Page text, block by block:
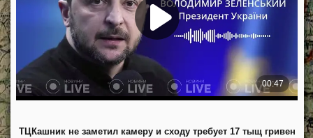
ТЦКашник не заметил камеру и сходу требует 17 тыщ гривен